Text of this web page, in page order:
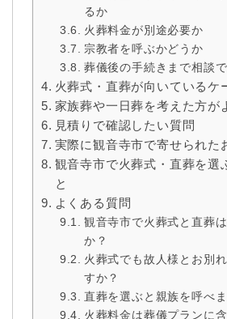
るか
火葬料金が別途必要か
宗教者を呼ぶかどうか
葬儀後の手続きまで相談
火葬式・直葬が向いているケ
家族葬や一日葬を考えた方が
見積りで確認したい質問
実際に観音寺市で寄せられた
観音寺市で火葬式・直葬を選
と
よくある質問
観音寺市で火葬式と直葬
か？
火葬式でも故人様とお別
すか？
直葬を選ぶと親族を呼べ
火葬料金は葬儀プランに